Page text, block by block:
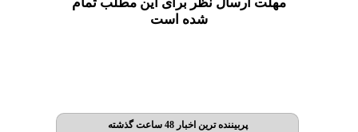
شده است
پربیننده ترین اخبار 48 ساعت گذشته